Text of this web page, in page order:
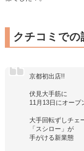
クチコミでの
京都初出店!!
伏見大手筋に
11月13日にオープ
大手回転ずしチェ
「スシロー」が
手がける新業態